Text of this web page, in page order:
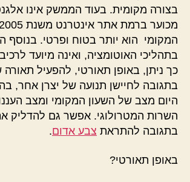
בצורה מקומית. בעוד הממשק אינו
המקומי הוא יותר בטוח ופרטי. בנוסף
בתהליכי האוטומציה, ואינה מיועד
כך ניתן, באופן תאורטי, להפעיל תאורה
בתגובה לחיישן תנועה של יצרן אחר,
היום מצב של השעון המקומי ומצב
השרות המטרולוגי. אפשר גם להדליק
בתגובה להתראת צבע אדום.
באופן תאורטי?